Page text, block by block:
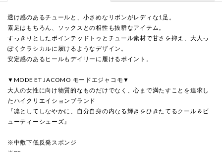
透け感のあるチュールと、小さめなリボンがレディな1足。
素足はもちろん、ソックスとの相性も抜群なアイテム。
すっきりとしたポインテッドトゥとチュール素材で甘さを抑え、大人っ
ぽくクラシカルに履けるようなデザイン。
安定感のあるヒールもデイリーに履けるポイント。
▼MODE ET JACOMO モードエジャコモ▼
大人の女性に向け物質的なものだけでなく、心まで満たすことを追求し
たハイクリエイションブランド
『凛としてしなやかに、自分自身の内なる輝きをひきたてるクール＆ビ
ューティーシューズ』
※中敷下低反発スポンジ